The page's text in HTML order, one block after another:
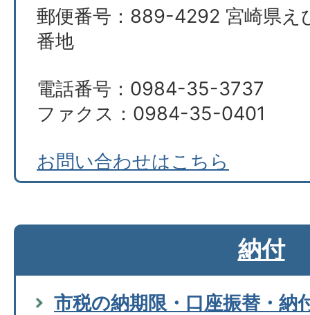
郵便番号：889-4292 宮崎県え
番地
電話番号：0984-35-3737
ファクス：0984-35-0401
お問い合わせはこちら
納付
市税の納期限・口座振替・納